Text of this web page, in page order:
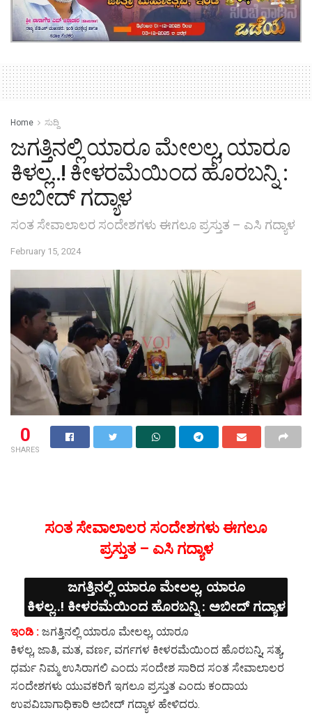
Home ಸುದ್ದಿ
ಜಗತ್ತಿನಲ್ಲಿ ಯಾರೂ ಮೇಲಲ್ಲ, ಯಾರೂ
ಕಿಳಲ್ಲ..! ಕೀಳರಮೆಯಿಂದ ಹೊರಬನ್ನಿ :
ಅಬೀದ್ ಗದ್ಯಾಳ
ಸಂತ ಸೇವಾಲಾಲರ ಸಂದೇಶಗಳು ಈಗಲೂ ಪ್ರಸ್ತುತ – ಎಸಿ ಗದ್ಯಾಳ
February 15, 2024
0
SHARES
ಸಂತ ಸೇವಾಲಾಲರ ಸಂದೇಶಗಳು ಈಗಲೂ
ಪ್ರಸ್ತುತ – ಎಸಿ ಗದ್ಯಾಳ
ಜಗತ್ತಿನಲ್ಲಿ ಯಾರೂ ಮೇಲಲ್ಲ, ಯಾರೂ
ಕಿಳಲ್ಲ..! ಕೀಳರಮೆಯಿಂದ ಹೊರಬನ್ನಿ : ಅಬೀದ್ ಗದ್ಯಾಳ
ಇಂಡಿ : ಜಗತ್ತಿನಲ್ಲಿ ಯಾರೂ ಮೇಲಲ್ಲ, ಯಾರೂ
ಕಿಳಲ್ಲ, ಜಾತಿ, ಮತ, ವರ್ಣ, ವರ್ಗಗಳ ಕೀಳರಮೆಯಿಂದ ಹೊರಬನ್ನಿ, ಸತ್ಯ,
ಧರ್ಮ ನಿಮ್ಮ ಉಸಿರಾಗಲಿ ಎಂದು ಸಂದೇಶ ಸಾರಿದ ಸಂತ ಸೇವಾಲಾಲರ
ಸಂದೇಶಗಳು ಯುವಕರಿಗೆ ಇಗಲೂ ಪ್ರಸ್ತುತ ಎಂದು ಕಂದಾಯ
ಉಪವಿಬಾಗಾಧಿಕಾರಿ ಅಬೀದ್ ಗದ್ಯಾಳ ಹೇಳಿದರು.